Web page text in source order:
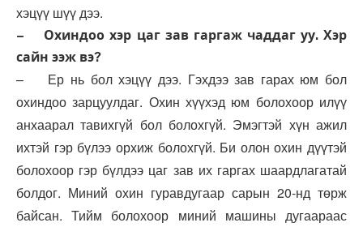
хэцүү шүү дээ.
– Охиндоо хэр цаг зав гаргаж чаддаг уу. Хэр
сайн ээж вэ?
– Ер нь бол хэцүү дээ. Гэхдээ зав гарах юм бол
охиндоо зарцуулдаг. Охин хүүхэд юм болохоор илүү
анхаарал тавихгүй бол болохгүй. Эмэгтэй хүн ажил
ихтэй гэр бүлээ орхиж болохгүй. Би олон охин дүүтэй
болохоор гэр бүлдээ цаг зав их гаргах шаардлагатай
болдог. Миний охин гуравдугаар сарын 20-нд төрж
байсан. Тийм болохоор миний машины дугаараас